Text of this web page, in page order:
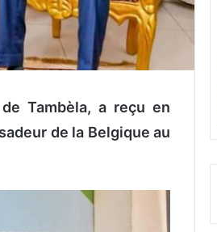
Tambèla, a reçu en
de la Belgique au